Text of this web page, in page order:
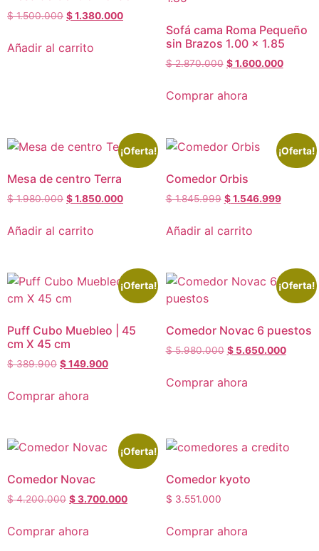
$1.500.000 $1.380.000
Añadir al carrito
Sofá cama Roma Pequeño
sin Brazos 1.00 x 1.85
$2.870.000 $1.600.000
Comprar ahora
¡Oferta!
Mesa de centro Terra
$1.980.000 $1.850.000
Añadir al carrito
¡Oferta!
Comedor Orbis
$1.845.999 $1.546.999
Añadir al carrito
¡Oferta!
Puff Cubo Muebleo | 45
cm X 45 cm
$389.900 $149.900
Comprar ahora
¡Oferta!
Comedor Novac 6 puestos
$5.980.000 $5.650.000
Comprar ahora
¡Oferta!
Comedor Novac
$4.200.000 $3.700.000
Comprar ahora
Comedor kyoto
$ 3.551.000
Comprar ahora